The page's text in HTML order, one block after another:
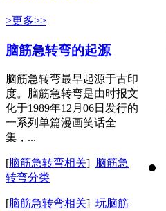
>更多>>
脑筋急转弯的起源
脑筋急转弯最早起源于古印
度。脑筋急转弯是由时报文
化于1989年12月06日发行的
一系列单篇漫画笑话全
集，...
[脑筋急转弯相关] 脑筋急
转弯分类
[脑筋急转弯相关] 玩脑筋